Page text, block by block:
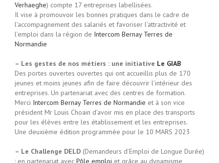
Verhaeghe) compte 17 entreprises labellisées.
Il vise à promouvoir les bonnes pratiques dans le cadre de
l’accompagnement des salariés et favoriser l’attractivité et
l’emploi dans la région de Intercom Bernay Terres de
Normandie
– Les gestes de nos métiers : une initiative Le GIAB
Des portes ouvertes ouvertes qui ont accueillis plus de 170
jeunes et moins jeunes afin de faire découvrir l’intérieur des
entreprises. Un partenariat avec des centres de formation.
Merci Intercom Bernay Terres de Normandie et à son vice
président Mr Louis Choain d’avoir mis en place des transports
pour les élèves entre les établissement et les entreprises.
Une deuxième édition programmée pour le 10 MARS 2023
– Le Challenge DELD (Demandeurs d’Emploi de Longue Durée)
: en partenariat avec Pôle emploi et grâce au dynamisme